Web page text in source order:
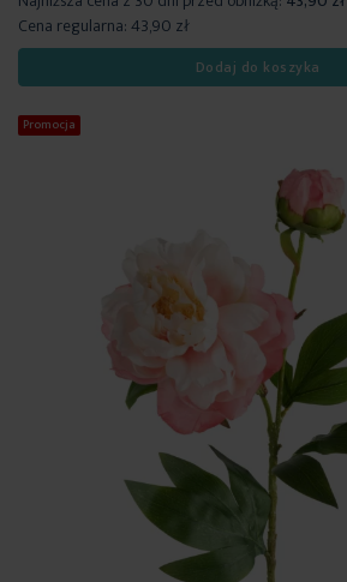
Cena regularna:43,90 zł
Dodaj do koszyka
Promocja